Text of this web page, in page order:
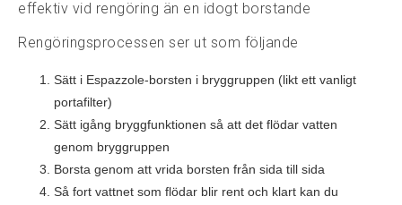
effektiv vid rengöring än en idogt borstande
Rengöringsprocessen ser ut som följande
Sätt i Espazzole-borsten i bryggruppen (likt ett vanligt
portafilter)
Sätt igång bryggfunktionen så att det flödar vatten
genom bryggruppen
Borsta genom att vrida borsten från sida till sida
Så fort vattnet som flödar blir rent och klart kan du